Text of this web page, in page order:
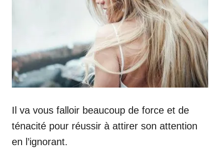
Il va vous falloir beaucoup de force et de
ténacité pour réussir à attirer son attention
en l’ignorant.